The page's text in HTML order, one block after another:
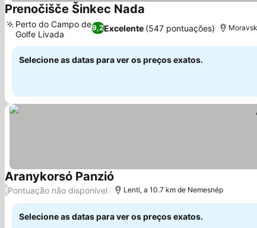
Prenočišče Šinkec Nada
9,2Excelente (547 pontuações)
Perto do Campo de
Golfe Livada
Selecione as datas para ver os preços exatos.
Aranykorsó Panzió Ver preços
/Pontuação não disponível Lenti, a 10.7 km de Nemesnép
Selecione as datas para ver os preços exatos.